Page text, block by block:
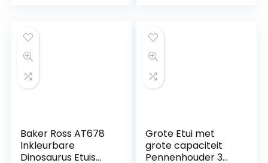
Baker Ross AT678
Inkleurbare
Dinosaurus Etuis
Grote Etui met
grote capaciteit
Pennenhouder 3